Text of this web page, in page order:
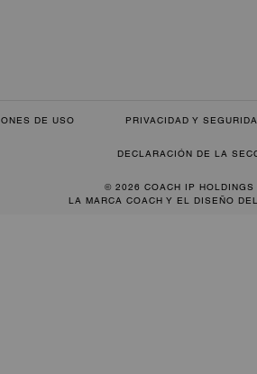
DE USO PRIVACIDAD Y
DECLARACIÓN DE LA
© 2026 COACH IP HOLDINGS
LA MARCA COACH Y EL DISEÑO